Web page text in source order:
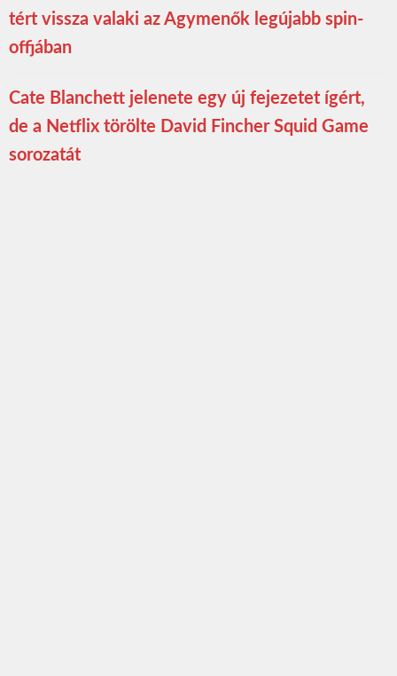
tért vissza valaki az Agymenők legújabb spin-
offjában
Cate Blanchett jelenete egy új fejezetet ígért,
de a Netflix törölte David Fincher Squid Game
sorozatát